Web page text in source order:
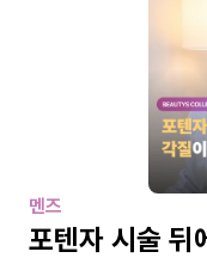
멘즈
포텐자 시술 뒤